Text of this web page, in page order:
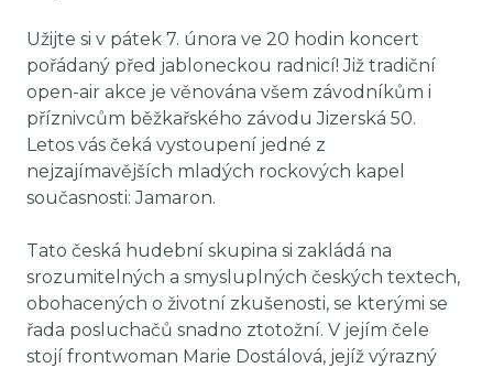
Užijte si v pátek 7. února ve 20 hodin koncert
pořádaný před jabloneckou radnicí! Již tradiční
open-air akce je věnována všem závodníkům i
příznivcům běžkařského závodu Jizerská 50.
Letos vás čeká vystoupení jedné z
nejzajímavějších mladých rockových kapel
současnosti: Jamaron.
Tato česká hudební skupina si zakládá na
srozumitelných a smysluplných českých textech,
obohacených o životní zkušenosti, se kterými se
řada posluchačů snadno ztotožní. V jejím čele
stojí frontwoman Marie Dostálová, jejíž výrazný